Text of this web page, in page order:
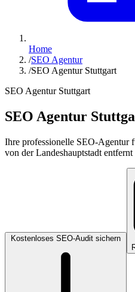
Home
/SEO Agentur
/SEO Agentur Stuttgart
SEO Agentur Stuttgart
SEO Agentur
Ihre professionelle SEO-Agentur
von der Landeshauptstadt entfernt